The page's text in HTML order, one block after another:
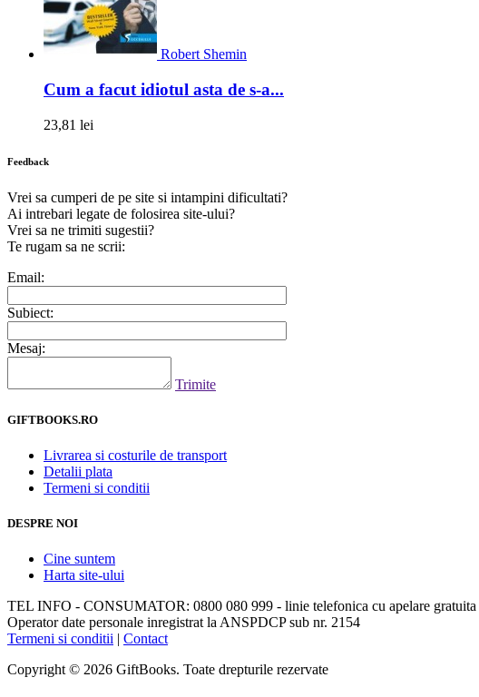
Robert Shemin
Cum a facut idiotul asta de s-a...
23,81 lei
Feedback
Vrei sa cumperi de pe site si intampini dificultati?
Ai intrebari legate de folosirea site-ului?
Vrei sa ne trimiti sugestii?
Te rugam sa ne scrii:
Email:
Subiect:
Mesaj:
Trimite
GIFTBOOKS.RO
Livrarea si costurile de transport
Detalii plata
Termeni si conditii
DESPRE NOI
Cine suntem
Harta site-ului
TEL INFO - CONSUMATOR: 0800 080 999 - linie telefonica cu apelare gratuita |
Operator date personale inregistrat la ANSPDCP sub nr. 2154
Termeni si conditii
Contact
Copyright © 2026 GiftBooks. Toate drepturile rezervate